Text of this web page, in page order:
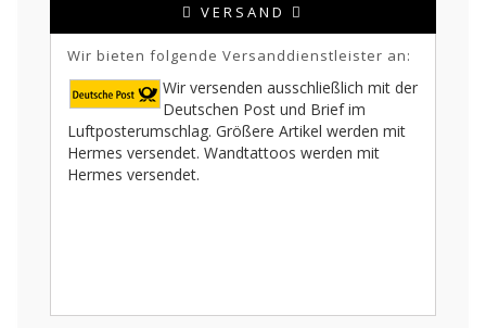
VERSAND
Wir bieten folgende Versanddienstleister an:
Wir versenden ausschließlich mit der
Deutschen Post und Brief im
Luftposterumschlag. Größere Artikel werden mit
Hermes versendet. Wandtattoos werden mit
Hermes versendet.